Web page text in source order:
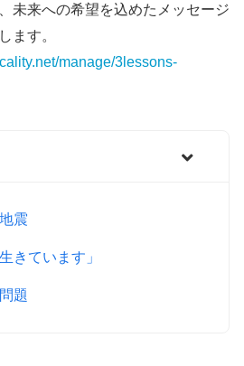
未来への希望を込めたメッセージ
ます。
manage/3lessons-
震
きています」
題